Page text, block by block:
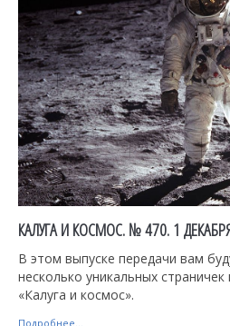
КАЛУГА И КОСМОС. № 470. 1
В этом выпуске передачи вам
несколько уникальных
«Калуга и космос».
Подробнее...